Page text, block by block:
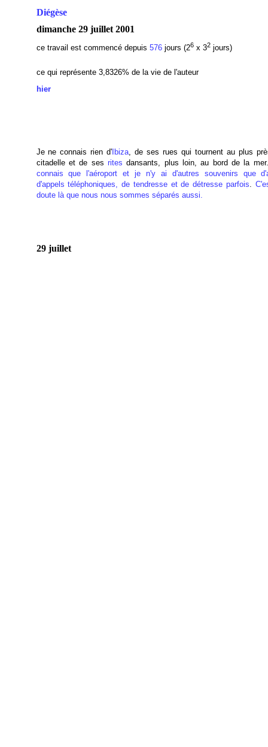
Diégèse
dimanche 29 juillet 2001
ce travail est commencé depuis 576jours (26x 32jours)
ce qui représente 3,8326% de la vie de l'auteur
hier
Je ne connais rien d' Ibiza, de ses rues qui tournent au plus
citadelle et de ses rites dansants, plus loin, au bord de la
connais que l'aéroport et je n'y ai d'autres souvenirs que
d'appels téléphoniques, de tendresse et de détresse parfois.
doute là que nous nous sommes séparés aussi.
29 juillet